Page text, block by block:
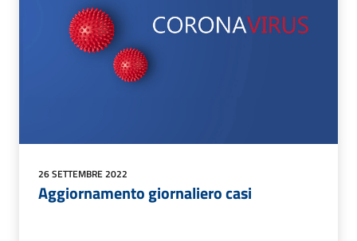
26 SETTEMBRE 2022
Aggiornamento giornaliero casi